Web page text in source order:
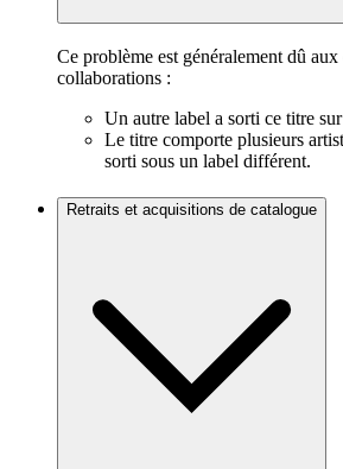
Ce problème est généralement dû
collaborations :
Un autre label a sorti ce titre
Le titre comporte plusieurs
sorti sous un label différent.
Retraits et acquisitions de catalogue